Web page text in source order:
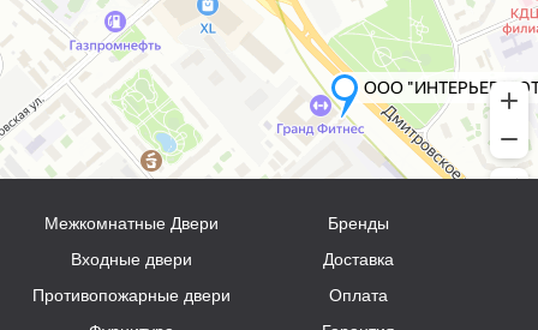
Межкомнатные Двери
Входные двери
Противопожарные двери
Бренды
Доставка
Оплата